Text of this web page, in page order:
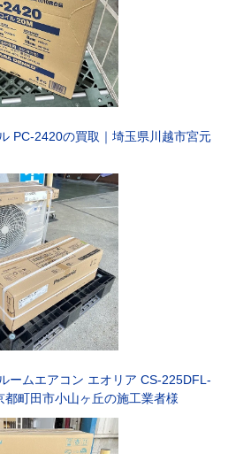
PC-2420の買取｜埼玉県川越市宮元
ームエアコン エオリア CS-225DFL-
町田市小山ヶ丘の施工業者様